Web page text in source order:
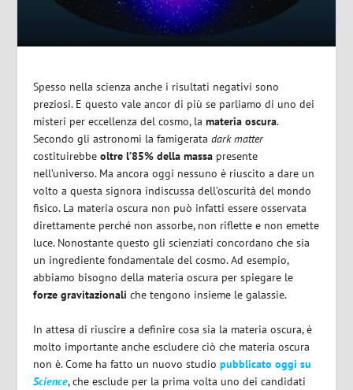
Spesso nella scienza anche i risultati negativi sono
preziosi. E questo vale ancor di più se parliamo di uno dei
misteri per eccellenza del cosmo, lamateria oscura.
Secondo gli astronomi la famigeratadark matter
costituirebbeoltre l’85% della massa presente
nell’universo. Ma ancora oggi nessuno è riuscito a dare un
volto a questa signora indiscussa dell’oscurità del mondo
fisico. La materia oscura non può infatti essere osservata
direttamente perché non assorbe, non riflette e non emette
luce. Nonostante questo gli scienziati concordano che sia
un ingrediente fondamentale del cosmo. Ad esempio,
abbiamo bisogno della materia oscura per spiegare le
forze gravitazionaliche tengono insieme le galassie.
In attesa di riuscire a definire cosa sia la materia oscura, è
molto importante anche escludere ciò che materia oscura
non è. Come ha fatto un nuovo studiopubblicato oggi su
Science, che esclude per la prima volta uno dei candidati